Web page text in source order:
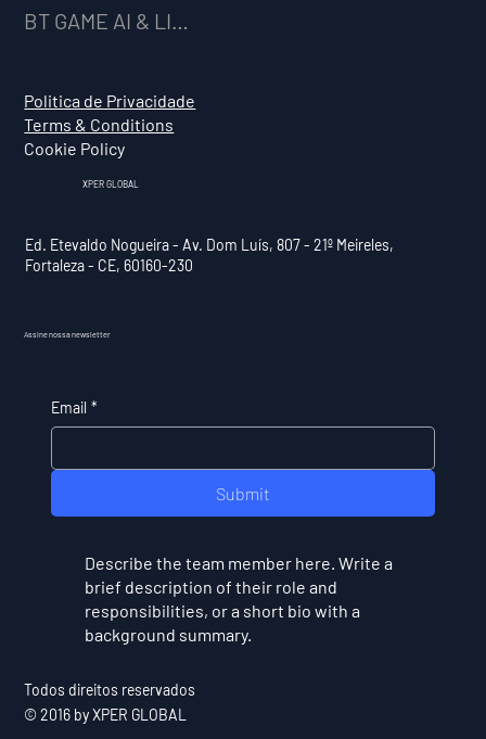
Politica de Privacidade
Terms & Conditions
Cookie Policy
XPER GLOBAL
Ed. Etevaldo Nogueira - Av. Dom Luís, 807 - 21º Meireles,
Fortaleza - CE, 60160-230
Assine nossa newsletter
Email *
Submit
Describe the team member here. Write a
brief description of their role and
responsibilities, or a short bio with a
background summary.
Todos direitos reservados
© 2016 by XPER GLOBAL